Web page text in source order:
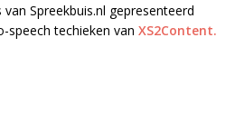
Spreekbuis.nl gepresenteerd
techieken van XS2Content.